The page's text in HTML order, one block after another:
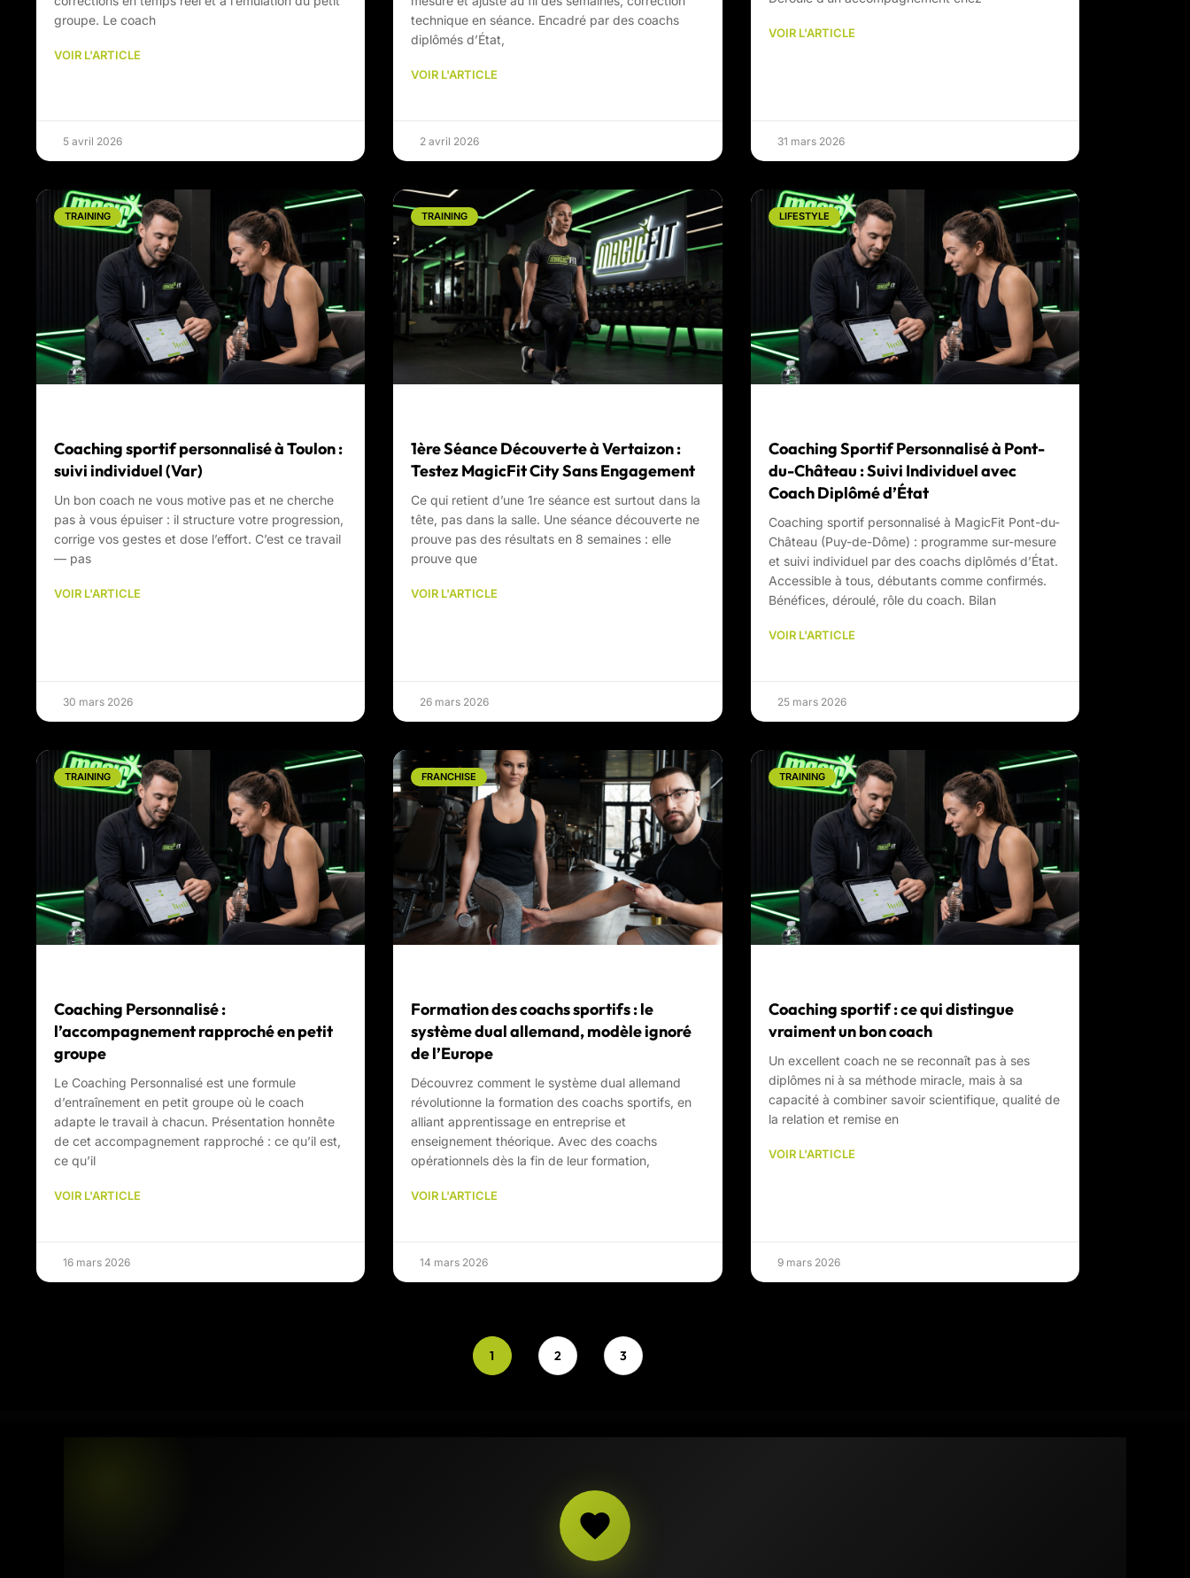
groupe. Le coach
VOIR L'ARTICLE
5 avril 2026
technique en séance. Encadré par des coachs
diplômés d’État,
VOIR L'ARTICLE
2 avril 2026
VOIR L'ARTICLE
31 mars 2026
TRAINING
Coaching sportif personnalisé à Toulon :
suivi individuel (Var)
Un bon coach ne vous motive pas et ne cherche
pas à vous épuiser : il structure votre progression,
corrige vos gestes et dose l’effort. C’est ce travail
— pas
VOIR L'ARTICLE
30 mars 2026
TRAINING
1ère Séance Découverte à Vertaizon :
Testez MagicFit City Sans Engagement
Ce qui retient d’une 1re séance est surtout dans la
tête, pas dans la salle. Une séance découverte ne
prouve pas des résultats en 8 semaines : elle
prouve que
VOIR L'ARTICLE
26 mars 2026
LIFESTYLE
Coaching Sportif Personnalisé à Pont-
du-Château : Suivi Individuel avec
Coach Diplômé d’État
Coaching sportif personnalisé à MagicFit Pont-du-
Château (Puy-de-Dôme) : programme sur-mesure
et suivi individuel par des coachs diplômés d’État.
Accessible à tous, débutants comme confirmés.
Bénéfices, déroulé, rôle du coach. Bilan
VOIR L'ARTICLE
25 mars 2026
TRAINING
Coaching Personnalisé :
l’accompagnement rapproché en petit
groupe
Le Coaching Personnalisé est une formule
d’entraînement en petit groupe où le coach
adapte le travail à chacun. Présentation honnête
de cet accompagnement rapproché : ce qu’il est,
ce qu’il
VOIR L'ARTICLE
16 mars 2026
FRANCHISE
Formation des coachs sportifs : le
système dual allemand, modèle ignoré
de l’Europe
Découvrez comment le système dual allemand
révolutionne la formation des coachs sportifs, en
alliant apprentissage en entreprise et
enseignement théorique. Avec des coachs
opérationnels dès la fin de leur formation,
VOIR L'ARTICLE
14 mars 2026
TRAINING
Coaching sportif : ce qui distingue
vraiment un bon coach
Un excellent coach ne se reconnaît pas à ses
diplômes ni à sa méthode miracle, mais à sa
capacité à combiner savoir scientifique, qualité de
la relation et remise en
VOIR L'ARTICLE
9 mars 2026
1 2 3